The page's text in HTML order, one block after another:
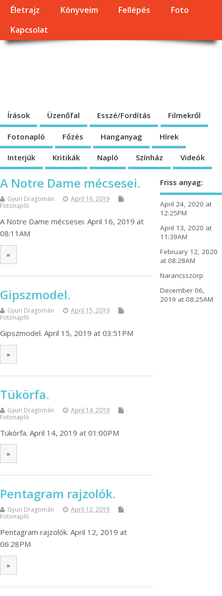
Életrajz Könyveim Fellépés
Foto
Kapcsolat
Írások Üzenőfal Esszé/Fordítás Filmekről
Fotonapló Főzés Hanganyag Hírek
Interjúk Kritikák Napló Színház Videók
A Notre Dame mécsesei.
Gyuri Dragomán
April 16, 2019
Fotonapló
A Notre Dame mécsesei. April 16, 2019 at
08:11AM
»
Gipszmodel.
Gyuri Dragomán
April 15, 2019
Fotonapló
Gipszmodel. April 15, 2019 at 03:51PM
»
Tükörfa.
Gyuri Dragomán
April 14, 2019
Fotonapló
Tükörfa. April 14, 2019 at 01:00PM
»
Pentagram rajzolók.
Gyuri Dragomán
April 12, 2019
Fotonapló
Pentagram rajzolók. April 12, 2019 at
06:28PM
»
Friss anyag:
April 24, 2020 at
12:25PM
April 13, 2020 at
11:39AM
February 12, 2020
at 08:28AM
Narancsszörp
December 06,
2019 at 08:25AM